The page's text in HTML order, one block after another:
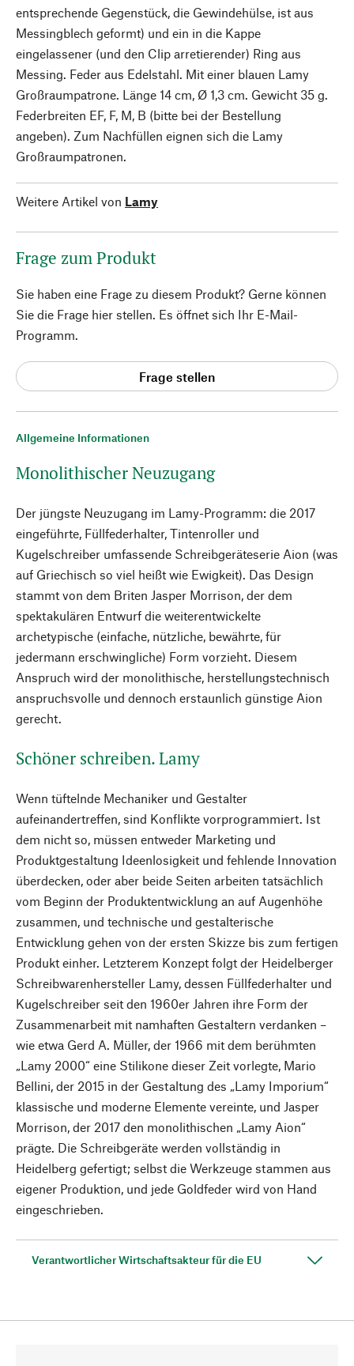
Allgemeine Informationen
Monolithischer Neuzugang
Der jüngste Neuzugang im Lamy-Programm: die 2017
eingeführte, Füllfederhalter, Tintenroller und
Kugelschreiber umfassende Schreibgeräteserie Aion (was
auf Griechisch so viel heißt wie Ewigkeit). Das Design
stammt von dem Briten Jasper Morrison, der dem
spektakulären Entwurf die weiterentwickelte
archetypische (einfache, nützliche, bewährte, für
jedermann erschwingliche) Form vorzieht. Diesem
Anspruch wird der monolithische, herstellungstechnisch
anspruchsvolle und dennoch erstaunlich günstige Aion
gerecht.
Schöner schreiben. Lamy
Wenn tüftelnde Mechaniker und Gestalter
aufeinandertreffen, sind Konflikte vorprogrammiert. Ist
dem nicht so, müssen entweder Marketing und
Produktgestaltung Ideenlosigkeit und fehlende Innovation
überdecken, oder aber beide Seiten arbeiten tatsächlich
vom Beginn der Produktentwicklung an auf Augenhöhe
zusammen, und technische und gestalterische
Entwicklung gehen von der ersten Skizze bis zum fertigen
Produkt einher. Letzterem Konzept folgt der Heidelberger
Schreibwarenhersteller Lamy, dessen Füllfederhalter und
Kugelschreiber seit den 1960er Jahren ihre Form der
Zusammenarbeit mit namhaften Gestaltern verdanken –
wie etwa Gerd A. Müller, der 1966 mit dem berühmten
„Lamy 2000“ eine Stilikone dieser Zeit vorlegte, Mario
Bellini, der 2015 in der Gestaltung des „Lamy Imporium“
klassische und moderne Elemente vereinte, und Jasper
Morrison, der 2017 den monolithischen „Lamy Aion“
prägte. Die Schreibgeräte werden vollständig in
Heidelberg gefertigt; selbst die Werkzeuge stammen aus
eigener Produktion, und jede Goldfeder wird von Hand
eingeschrieben.
Verantwortlicher Wirtschaftsakteur für die EU
entsprechende Gegenstück, die Gewindehülse, ist aus
Messingblech geformt) und ein in die Kappe
eingelassener (und den Clip arretierender) Ring aus
Messing. Feder aus Edelstahl. Mit einer blauen Lamy
Großraumpatrone. Länge 14 cm, Ø 1,3 cm. Gewicht 35 g.
Federbreiten EF, F, M, B (bitte bei der Bestellung
angeben). Zum Nachfüllen eignen sich die Lamy
Großraumpatronen.
Weitere Artikel von Lamy
Frage zum Produkt
Sie haben eine Frage zu diesem Produkt? Gerne können
Sie die Frage hier stellen. Es öffnet sich Ihr E-Mail-
Programm.
Frage stellen